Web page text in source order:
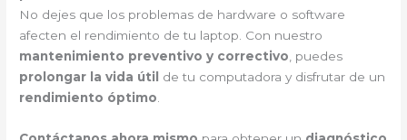
No dejes que los problemas de hardware o software
afecten el rendimiento de tu laptop. Con nuestro
mantenimiento preventivo y correctivo , puedes
prolongar la vida útil
de tu computadora y disfrutar de un
rendimiento óptimo